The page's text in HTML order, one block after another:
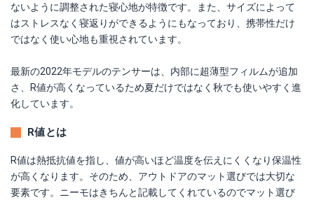
ないように調整された寝心地が特徴です。また、サイズによって
はストレスなく寝返りができるようにもなっており、携帯性だけ
ではなく使い心地も重視されています。
最新の2022年モデルのテンサーは、内部に超薄型フィルムが追加
さ、R値が高くなっているため夏だけではなく秋でも使いやすく進
化しています。
R値とは
R値は熱抵抗値を指し、値が高いほど温度を伝えにくくなり保温性
が高くなります。そのため、アウトドアのマット選びでは大切な
要素です。ニーモはきちんと記載してくれているのでマット選び